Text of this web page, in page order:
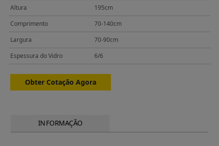
Altura
195cm
Comprimento
70-140cm
Largura
70-90cm
Espessura do Vidro
6/6
Obter Cotação Agora
INFORMAÇÃO